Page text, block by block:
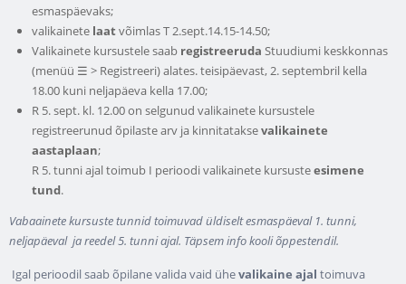
esmaspäevaks;
valikainete laat võimlas T 2.sept.14.15-14.50;
Valikainete kursustele saab registreeruda Stuudiumi keskkonnas
(menüü ☰ > Registreeri) alates. teisipäevast, 2. septembril kella
18.00 kuni neljapäeva kella 17.00;
R 5. sept. kl. 12.00 on selgunud valikainete kursustele
registreerunud õpilaste arv ja kinnitataksevalikainete
aastaplaan;
R 5. tunni ajal toimub I perioodi valikainete kursusteesimene
tund.
Vabaainete kursuste tunnid toimuvad üldiselt esmaspäeval 1. tunni,
neljapäeval ja reedel 5. tunni ajal. Täpsem info kooli õppestendil.
Igal perioodil saab õpilane valida vaid ühevalikaine ajal toimuva